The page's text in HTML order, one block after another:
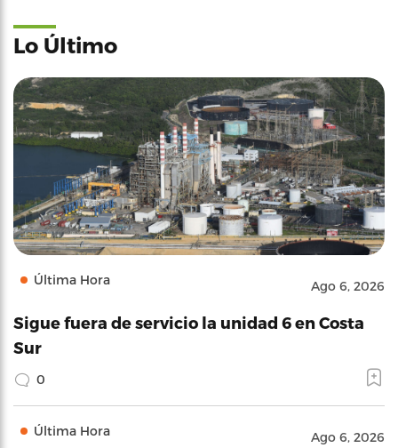
Lo Último
Última Hora Ago 6, 2026
Sigue fuera de servicio la unidad 6 en Costa
Sur
0
Última Hora Ago 6, 2026